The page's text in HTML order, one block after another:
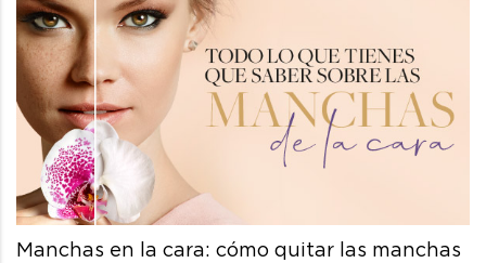
Manchas en la cara: cómo quitar las manchas